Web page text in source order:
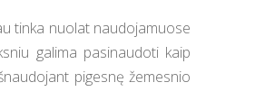
tinka nuolat naudojamuose
galima pasinaudoti kaip
pigesnę žemesnio